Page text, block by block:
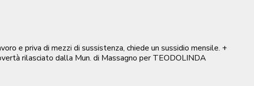
e priva di mezzi di sussistenza, chiede un sussidio mensile. +
rilasciato dalla Mun. di Massagno per TEODOLINDA